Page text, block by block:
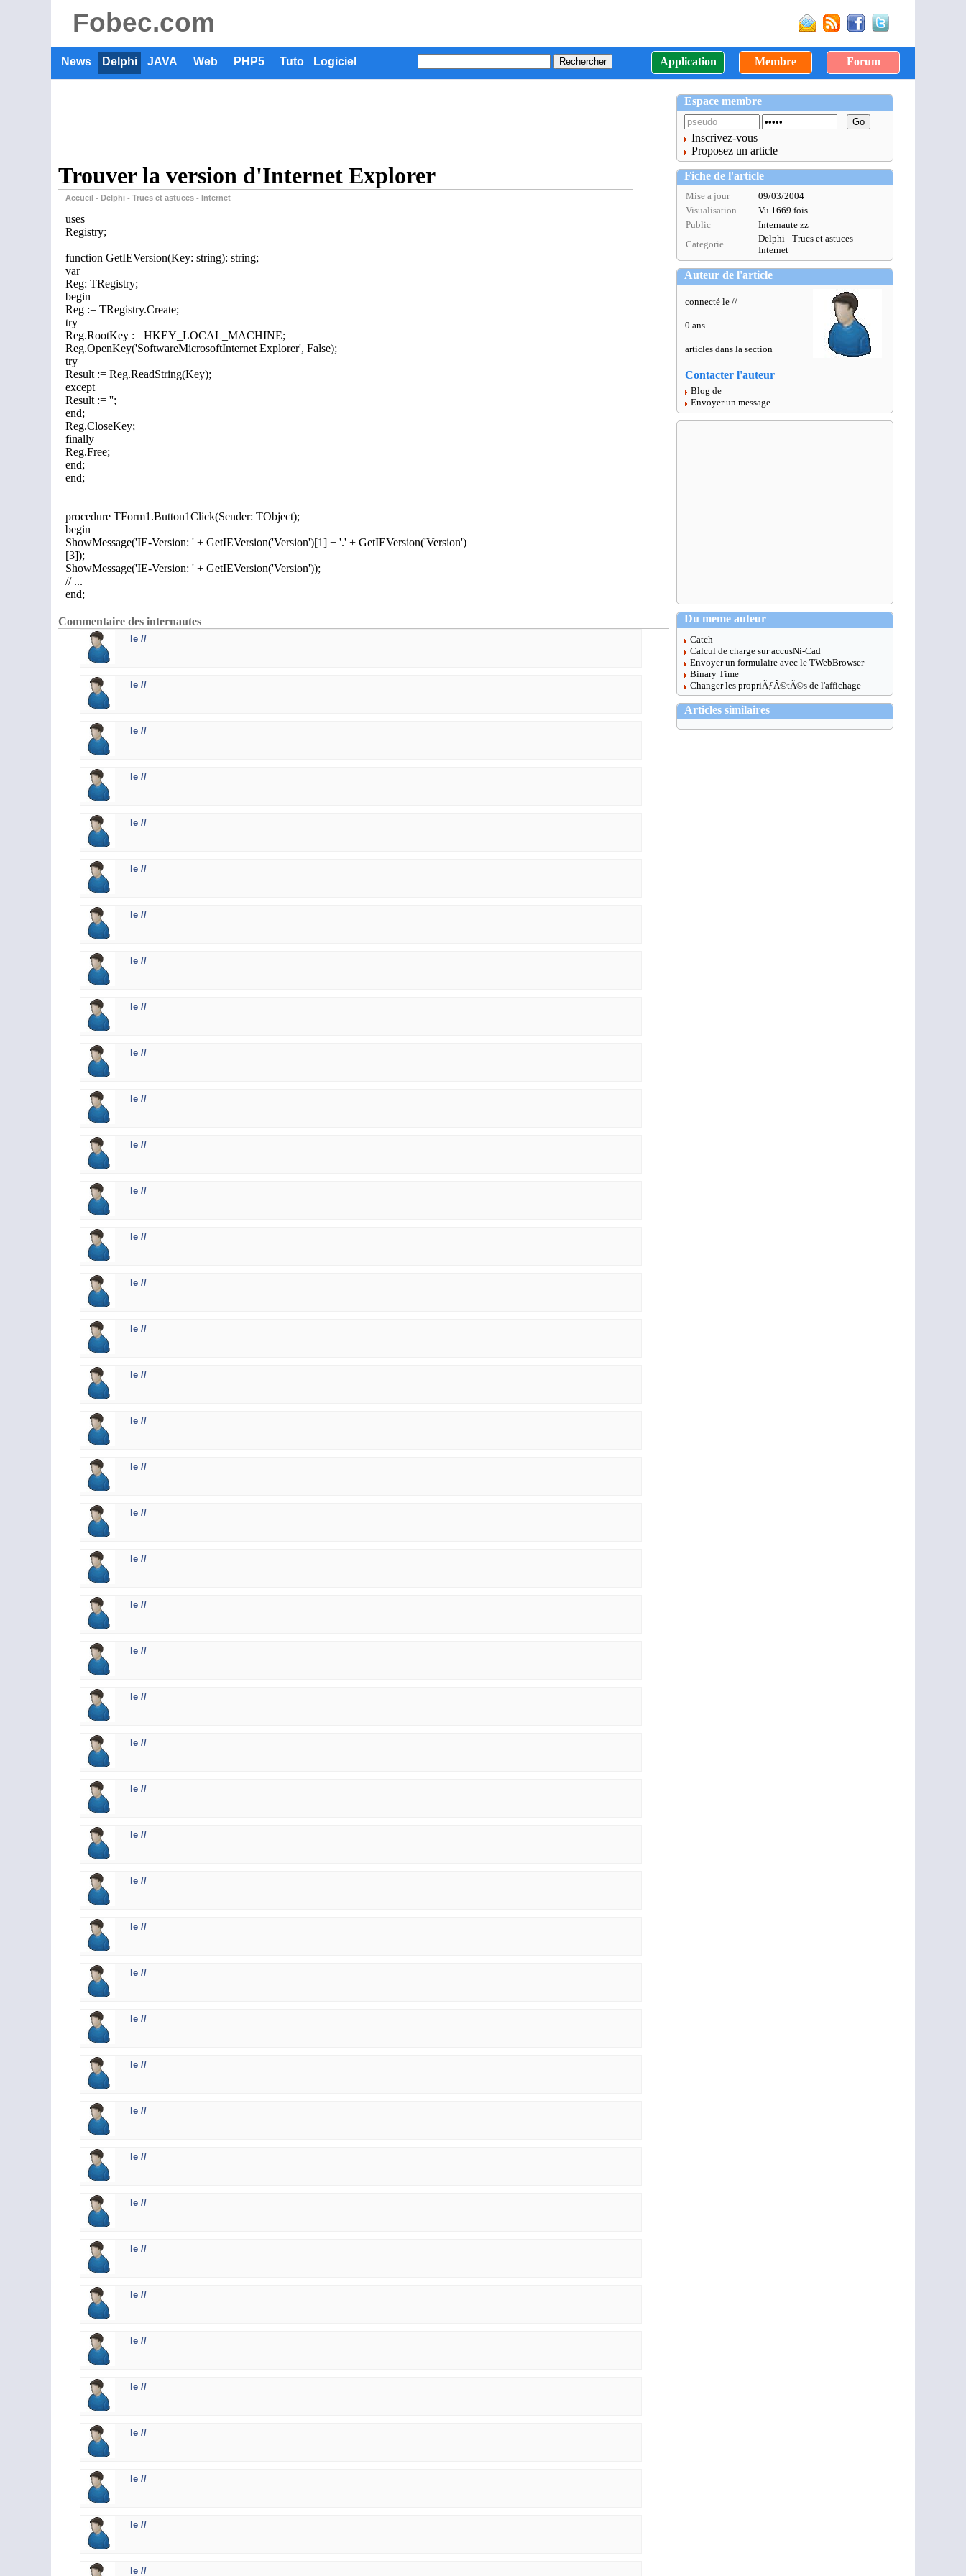
Fobec.com
News Delphi JAVA Web PHP5 Tuto Logiciel Application Membre Forum
Trouver la version d'Internet Explorer
Accueil - Delphi - Trucs et astuces - Internet
uses
Registry;
function GetIEVersion(Key: string): string;
var
Reg: TRegistry;
begin
Reg := TRegistry.Create;
try
Reg.RootKey := HKEY_LOCAL_MACHINE;
Reg.OpenKey('SoftwareMicrosoftInternet Explorer', False);
try
Result := Reg.ReadString(Key);
except
Result := '';
end;
Reg.CloseKey;
finally
Reg.Free;
end;
end;
procedure TForm1.Button1Click(Sender: TObject);
begin
ShowMessage('IE-Version: ' + GetIEVersion('Version')[1] + '.' + GetIEVersion('Version')
[3]);
ShowMessage('IE-Version: ' + GetIEVersion('Version'));
// ...
end;
Commentaire des internautes
le //
le //
le //
le //
le //
le //
le //
le //
le //
le //
le //
le //
le //
le //
le //
le //
le //
le //
le //
le //
le //
le //
le //
le //
le //
le //
le //
le //
le //
le //
le //
le //
le //
le //
le //
le //
le //
le //
le //
le //
le //
le //
le //
Espace membre
Inscrivez-vous
Proposez un article
Fiche de l'article
Mise a jour
09/03/2004
Visualisation
Vu 1669 fois
Public
Internaute zz
Categorie
Delphi - Trucs et astuces -
Internet
Auteur de l'article
connecté le //
0 ans -
articles dans la section
Contacter l'auteur
Blog de
Envoyer un message
Du meme auteur
Catch
Calcul de charge sur accusNi-Cad
Envoyer un formulaire avec le TWebBrowser
Binary Time
Changer les propriÃƒÂ©tÃ©s de l'affichage
Articles similaires